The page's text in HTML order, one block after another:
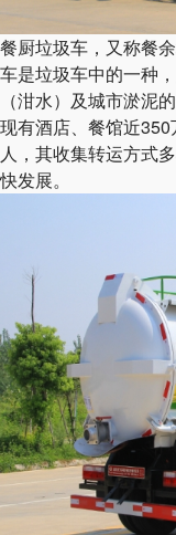
餐厨垃圾车，又称餐
车是垃圾车中的一种
（泔水）及城市淤泥
现有酒店、餐馆近
人，其收集转运方式
快发展。